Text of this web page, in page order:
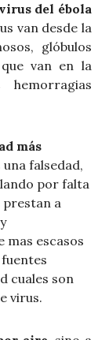
del ébola
van desde la
glóbulos
van en la
más
falsedad,
por falta
prestan a
mas escasos
cuales son
virus.